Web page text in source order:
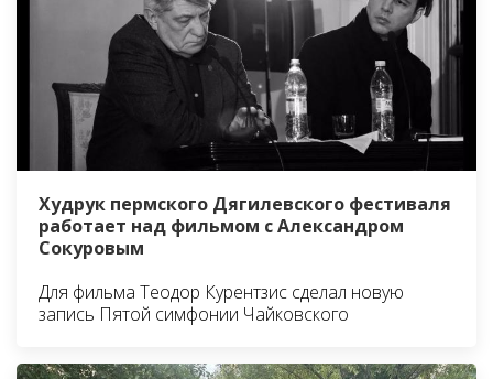
Худрук пермского Дягилевского фестиваля
работает над фильмом с Александром
Сокуровым
Для фильма Теодор Курентзис сделал новую
запись Пятой симфонии Чайковского